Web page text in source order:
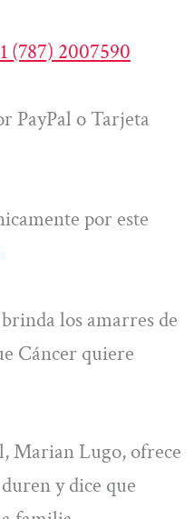
(787) 2007590
PayPal o Tarjeta
por este
los amarres de
Cáncer quiere
Marian Lugo, ofrece
y dice que